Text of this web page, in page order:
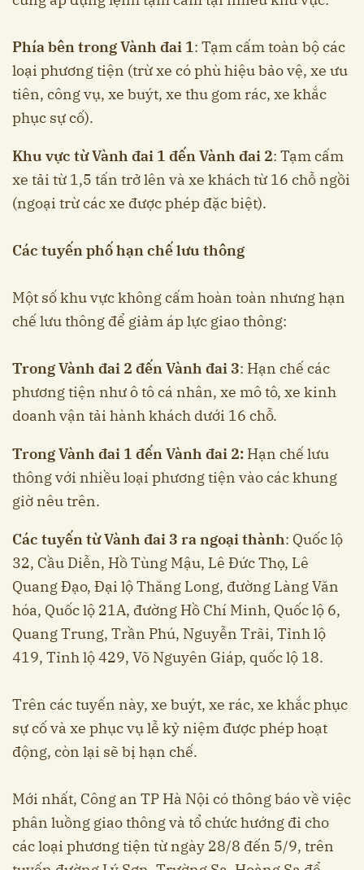
Phía bên trong Vành đai 1 : Tạm cấm toàn bộ các
loại phương tiện (trừ xe có phù hiệu bảo vệ, xe ưu
tiên, công vụ, xe buýt, xe thu gom rác, xe khắc
phục sự cố).
Khu vực từ Vành đai 1 đến Vành đai 2: Tạm cấm
xe tải từ 1,5 tấn trở lên và xe khách từ 16 chỗ ngồi
(ngoại trừ các xe được phép đặc biệt).
Các tuyến phố hạn chế lưu thông
Một số khu vực không cấm hoàn toàn nhưng hạn
chế lưu thông để giảm áp lực giao thông:
Trong Vành đai 2 đến Vành đai 3: Hạn chế các
phương tiện như ô tô cá nhân, xe mô tô, xe kinh
doanh vận tải hành khách dưới 16 chỗ.
Trong Vành đai 1 đến Vành đai 2: Hạn chế lưu
thông với nhiều loại phương tiện vào các khung
giờ nêu trên.
Các tuyến từ Vành đai 3 ra ngoại thành: Quốc lộ
32, Cầu Diễn, Hồ Tùng Mậu, Lê Đức Thọ, Lê
Quang Đạo, Đại lộ Thăng Long, đường Làng Văn
hóa, Quốc lộ 21A, đường Hồ Chí Minh, Quốc lộ 6,
Quang Trung, Trần Phú, Nguyễn Trãi, Tỉnh lộ
419, Tỉnh lộ 429, Võ Nguyên Giáp, quốc lộ 18.
Trên các tuyến này, xe buýt, xe rác, xe khắc phục
sự cố và xe phục vụ lễ kỷ niệm được phép hoạt
động, còn lại sẽ bị hạn chế.
Mới nhất, Công an TP Hà Nội có thông báo về việc
phân luồng giao thông và tổ chức hướng đi cho
các loại phương tiện từ ngày 28/8 đến 5/9, trên